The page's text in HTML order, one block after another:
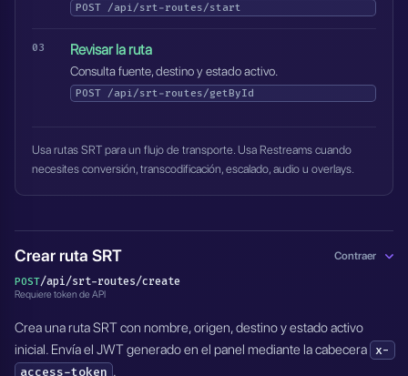
POST /api/srt-routes/start
Revisar la ruta
Consulta fuente, destino y estado activo.
POST /api/srt-routes/getById
Usa rutas SRT para un flujo de transporte. Usa Restreams cuando
necesites conversión, transcodificación, escalado, audio u overlays.
Crear ruta SRT Contraer
POST/api/srt-routes/create
Requiere token de API
Crea una ruta SRT con nombre, origen, destino y estado activo
inicial. Envía el JWT generado en el panel mediante la cabecera x-
access-token .